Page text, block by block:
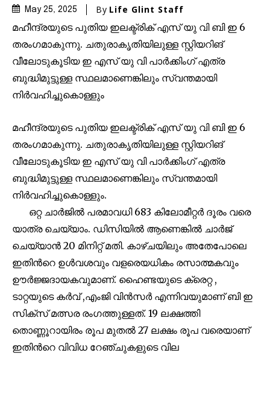
Join our community of
SUBSCRIBERS and be part of the
conversation.
To subscribe, simply enter your email address on our website
or click the subscribe button below. Don't worry, we respect
your privacy and won't spam your inbox. Your information is
safe with us.
32,111 32,214
May 25, 2025 By Life Glint Staff
മഹീന്ദ്രയുടെ പുതിയ ഇലക്ട്രിക് എസ് യു വി ബി ഇ 6
തരംഗമാകുന്നു. ചതുരാകൃതിയിലുള്ള സ്റ്റിയറിങ്
വീലോടുകൂടിയ ഇ എസ് യു വി പാർക്കിംഗ് എത്ര
ബുദ്ധിമുട്ടുള്ള സ്ഥലമാണെങ്കിലും സ്വന്തമായി
നിർവഹിച്ചുകൊള്ളും
മഹീന്ദ്രയുടെ പുതിയ ഇലക്ട്രിക് എസ് യു വി ബി ഇ 6
തരംഗമാകുന്നു. ചതുരാകൃതിയിലുള്ള സ്റ്റിയറിങ്
വീലോടുകൂടിയ ഇ എസ് യു വി പാർക്കിംഗ് എത്ര
ബുദ്ധിമുട്ടുള്ള സ്ഥലമാണെങ്കിലും സ്വന്തമായി
നിർവഹിച്ചുകൊള്ളും.
ഒറ്റ ചാർജിൽ പരമാവധി 683 കിലോമീറ്റർ ദൂരം വരെ
യാത്ര ചെയ്യാം. ഡിസിയിൽ ആണെങ്കിൽ ചാർജ്
ചെയ്യാൻ 20 മിനിറ്റ് മതി. കാഴ്ചയിലും അതേപോലെ
ഇതിൻറെ ഉൾവശവും വളരെയധികം രസാത്മകവും
ഊർജ്ജദായകവുമാണ്. ഹൈണ്ടയുടെ ക്രെറ്റ ,
ടാറ്റയുടെ കർവ് ,എംജി വിൻസർ എന്നിവയുമാണ് ബി ഇ
സിക്സ് മത്സര രംഗത്തുള്ളത്. 19 ലക്ഷത്തി
തൊണ്ണൂറായിരം രൂപ മുതൽ 27 ലക്ഷം രൂപ വരെയാണ്
ഇതിൻറെ വിവിധ റേഞ്ചുകളുടെ വില